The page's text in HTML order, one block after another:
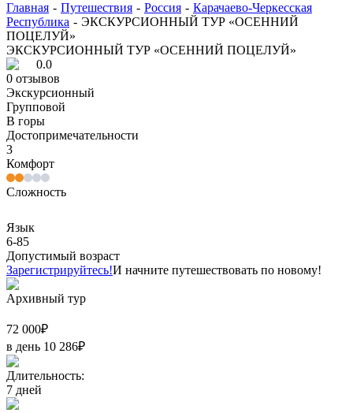
Главная - Путешествия - Россия - Карачаево-Черкесская
Республика - ЭКСКУРСИОННЫЙ ТУР «ОСЕННИЙ
ПОЦЕЛУЙ»
ЭКСКУРСИОННЫЙ ТУР «ОСЕННИЙ ПОЦЕЛУЙ»
0.0
0 отзывов
Экскурсионный
Групповой
В горы
Достопримечательности
3
Комфорт
Сложность
Язык
6-85
Допустимый возраст
Зарегистрируйтесь!И начните путешествовать по новому!
Архивный тур
72 000₽
в день 10 286₽
Длительность:
7 дней